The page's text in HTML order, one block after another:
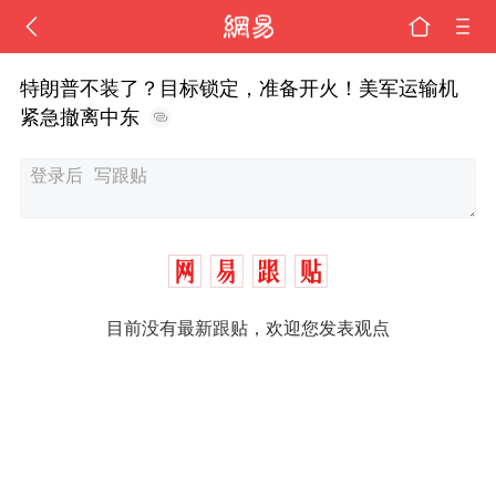
特朗普不装了？目标锁定，准备开火！美军运输机
紧急撤离中东
目前没有最新跟贴，欢迎您发表观点